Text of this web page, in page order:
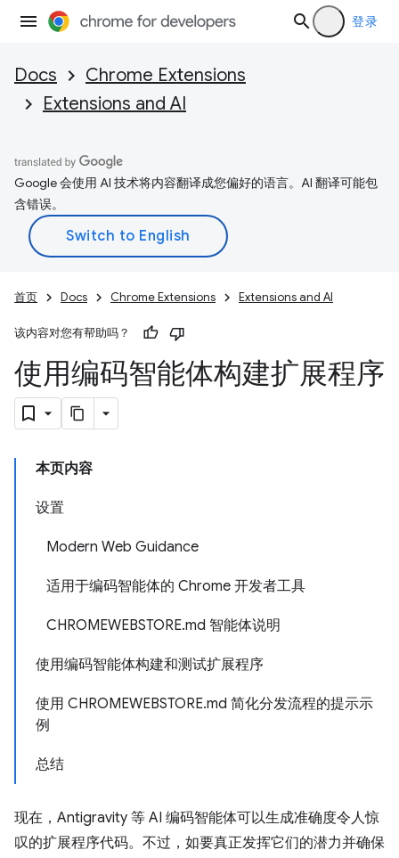
登录
Docs
Chrome Extensions
Extensions and AI
Google 会使用 AI 技术将内容翻译成您偏好的语言。AI 翻译可能包
含错误。
首页 Docs Chrome Extensions Extensions and AI
该内容对您有帮助吗？
使用编码智能体构建扩展程序
本页内容
设置
Modern Web Guidance
适用于编码智能体的 Chrome 开发者工具
CHROMEWEBSTORE.md 智能体说明
使用编码智能体构建和测试扩展程序
使用 CHROMEWEBSTORE.md 简化分发流程的提示示
例
总结
现在，Antigravity 等 AI 编码智能体可以生成准确度令人惊
叹的扩展程序代码。不过，如要真正发挥它们的潜力并确保